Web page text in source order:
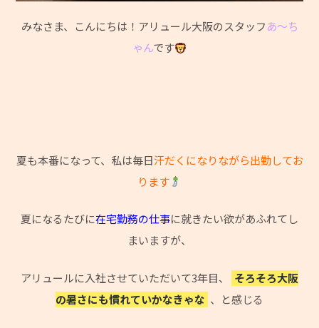
みなさま、こんにちは！アリュール大阪のスタッフあ～ち
ゃんです
夏も本番になって、私は毎日汗だくになりながら出勤してお
ります
夏になるたびに在宅勤務の仕事に就きたい欲があふれてし
まいますが、
アリュールに入社させていただいて3年目、
そろそろ大阪
の暑さにも慣れていかなきゃな 、と感じる